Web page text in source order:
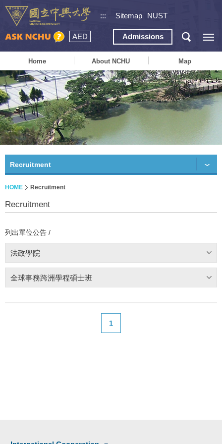
::: Sitemap NUST
AED Admissions
Home About NCHU Map
Recruitment
HOME Recruitment
Recruitment
列出單位公告 /
法政學院
全球事務跨洲學程碩士班
1